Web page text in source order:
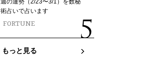
週の運勢（2/23〜3/1）を数秘
術占いで占います
FORTUNE
もっと見る